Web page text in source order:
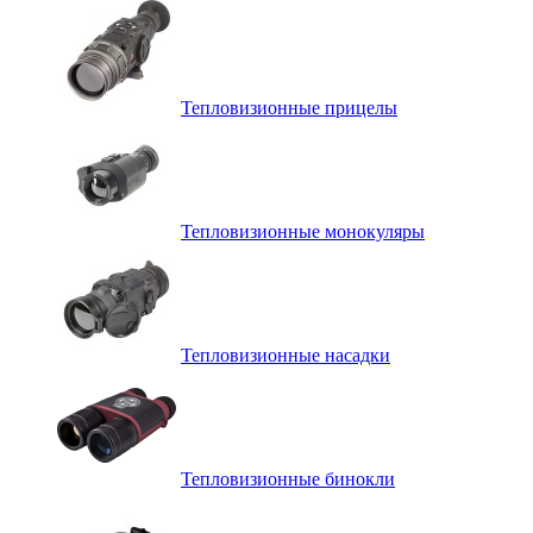
Тепловизионные прицелы
Тепловизионные монокуляры
Тепловизионные насадки
Тепловизионные бинокли